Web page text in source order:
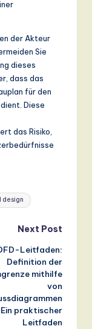
der Akteur
Sie
dieses
dass das
für den
Diese
das Risiko,
design
Next Post
Leitfaden:
Definition der
mithilfe
von
Ein praktischer
Leitfaden